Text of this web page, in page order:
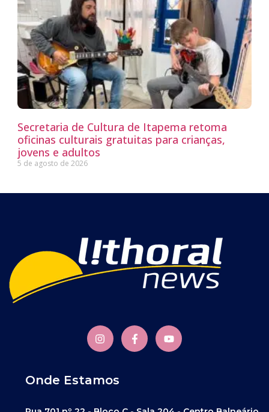
Secretaria de Cultura de Itapema retoma
oficinas culturais gratuitas para crianças,
jovens e adultos
5 de agosto de 2026
Onde Estamos